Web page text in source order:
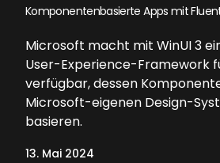
Komponentenbasierte Apps mit
Microsoft macht mit WinUI 3
User-Experience-Framework
verfügbar, dessen
Microsoft-eigenen Design-
basieren.
13. Mai 2024